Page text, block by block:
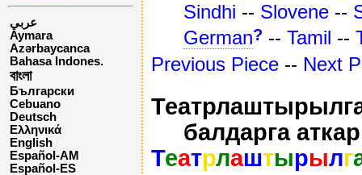
عربي
Aymara
Azərbaycanca
Bahasa Indones.
বাংলা
Български
Cebuano
Deutsch
Ελληνικά
English
Español-AM
Español-ES
Sindhi -- Slovene --
German? -- Tamil --
Previous Piece -- Next
балдарга
Театрлаштырылг